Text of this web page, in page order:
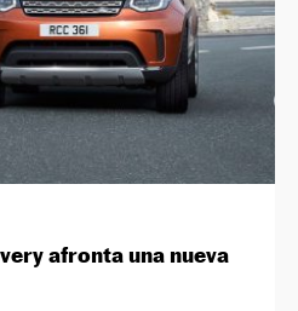
afronta una nueva